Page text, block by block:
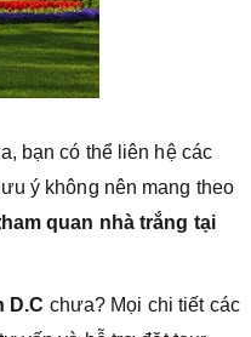
bạn có thể liên hệ các
ý không nên mang theo
quan nhà trắng tại
D.C chưa? Mọi chi tiết các